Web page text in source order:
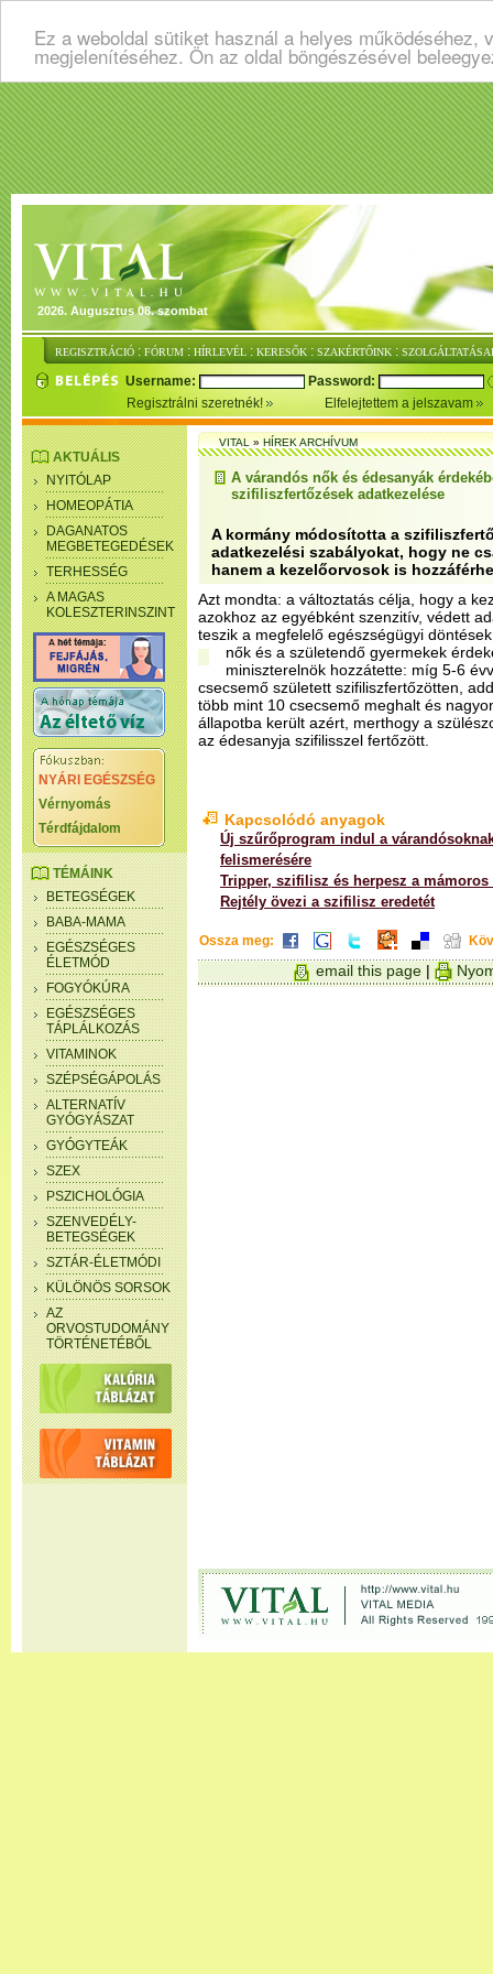
Ez a weboldal sütiket használ a helyes
megjelenítéséhez. Ön az oldal böngészésével
2026. Augusztus 08. szombat
REGISZTRÁCIÓ : FÓRUM : HÍRLEVÉL : KERESŐK : SZAKÉRTŐINK :
Username:
Password:
Regisztrálni szeretnék!
Elfelejtettem a jelszavam
AKTUÁLIS
NYITÓLAP
HOMEOPÁTIA
DAGANATOS
MEGBETEGEDÉSEK
TERHESSÉG
A MAGAS
KOLESZTERINSZINT
NYÁRI EGÉSZSÉG
Vérnyomás
Térdfájdalom
TÉMÁINK
BETEGSÉGEK
BABA-MAMA
EGÉSZSÉGES
ÉLETMÓD
FOGYÓKÚRA
EGÉSZSÉGES
TÁPLÁLKOZÁS
VITAMINOK
SZÉPSÉGÁPOLÁS
ALTERNATÍV
GYÓGYÁSZAT
GYÓGYTEÁK
SZEX
PSZICHOLÓGIA
SZENVEDÉLY-
BETEGSÉGEK
SZTÁR-ÉLETMÓDI
KÜLÖNÖS SORSOK
AZ
ORVOSTUDOMÁNY
TÖRTÉNETÉBŐL
VITAL»HÍREK ARCHÍVUM
A várandós nők és édesanyák
szifiliszfertőzések adatkezelése
A kormány módosította a
adatkezelési szabályokat, hogy ne
hanem a kezelőorvosok is
Azt mondta: a változtatás célja, hogy a
azokhoz az egyébként szenzitív, védett
teszik a megfelelő egészségügyi
nők és a születendő gyermekek
miniszterelnök hozzátette: míg 5-6
csecsemő született szifiliszfertőzötten,
több mint 10 csecsemő meghalt és
állapotba került azért, merthogy a
az édesanyja szifilisszel fertőzött.
Kapcsolódó anyagok
Új szűrőprogram indul a
felismerésére
Tripper, szifilisz és herpesz a mámoros
Rejtély övezi a szifilisz eredetét
Ossza meg:
email this page |